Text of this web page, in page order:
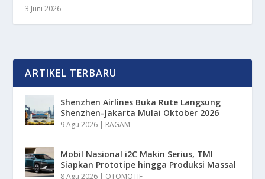
3 Juni 2026
ARTIKEL TERBARU
Shenzhen Airlines Buka Rute Langsung
Shenzhen-Jakarta Mulai Oktober 2026
9 Agu 2026 | RAGAM
Mobil Nasional i2C Makin Serius, TMI
Siapkan Prototipe hingga Produksi Massal
8 Agu 2026 | OTOMOTIF